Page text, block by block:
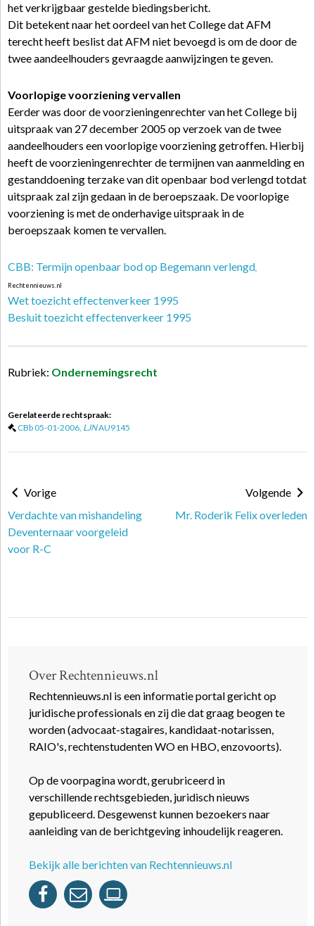
het verkrijgbaar gestelde biedingsbericht.
Dit betekent naar het oordeel van het College dat AFM
terecht heeft beslist dat AFM niet bevoegd is om de door de
twee aandeelhouders gevraagde aanwijzingen te geven.
Voorlopige voorziening vervallen
Eerder was door de voorzieningenrechter van het College bij
uitspraak van 27 december 2005 op verzoek van de twee
aandeelhouders een voorlopige voorziening getroffen. Hierbij
heeft de voorzieningenrechter de termijnen van aanmelding en
gestanddoening terzake van dit openbaar bod verlengd totdat
uitspraak zal zijn gedaan in de beroepszaak. De voorlopige
voorziening is met de onderhavige uitspraak in de
beroepszaak komen te vervallen.
CBB: Termijn openbaar bod op Begemann verlengd
Rechtennieuws.nl
Wet toezicht effectenverkeer 1995
Besluit toezicht effectenverkeer 1995
Rubriek: Ondernemingsrecht
Gerelateerde rechtspraak:
CBb 05-01-2006, LJNAU9145
Vorige
Verdachte van mishandeling
Deventernaar voorgeleid
voor R-C
Volgende
Mr. Roderik Felix overleden
Over Rechtennieuws.nl
Rechtennieuws.nl is een informatie portal gericht op
juridische professionals en zij die dat graag beogen te
worden (advocaat-stagaires, kandidaat-notarissen,
RAIO's, rechtenstudenten WO en HBO, enzovoorts).
Op de voorpagina wordt, gerubriceerd in
verschillende rechtsgebieden, juridisch nieuws
gepubliceerd. Desgewenst kunnen bezoekers naar
aanleiding van de berichtgeving inhoudelijk reageren.
Bekijk alle berichten van Rechtennieuws.nl